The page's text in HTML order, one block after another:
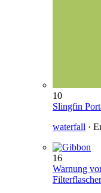
10
Slingfin
waterfall ·
16
Warnung